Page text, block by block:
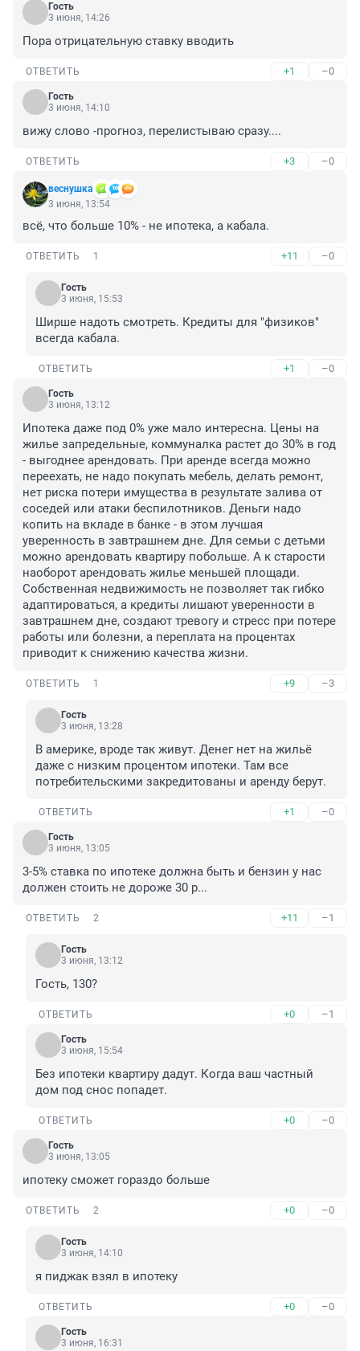
Гость
3 июня, 14:26
Пора отрицательную ставку вводить
ОТВЕТИТЬ +1 –0
Гость
3 июня, 14:10
вижу слово -прогноз, перелистываю сразу....
ОТВЕТИТЬ +3 –0
веснушка
3 июня, 13:54
всё, что больше 10% - не ипотека, а кабала.
ОТВЕТИТЬ 1 +11 –0
Гость
3 июня, 15:53
Ширше надоть смотреть. Кредиты для "физиков"
всегда кабала.
ОТВЕТИТЬ +1 –0
Гость
3 июня, 13:12
Ипотека даже под 0% уже мало интересна. Цены на
жилье запредельные, коммуналка растет до 30% в год
- выгоднее арендовать. При аренде всегда можно
переехать, не надо покупать мебель, делать ремонт,
нет риска потери имущества в результате залива от
соседей или атаки беспилотников. Деньги надо
копить на вкладе в банке - в этом лучшая
уверенность в завтрашнем дне. Для семьи с детьми
можно арендовать квартиру побольше. А к старости
наоборот арендовать жилье меньшей площади.
Собственная недвижимость не позволяет так гибко
адаптироваться, а кредиты лишают уверенности в
завтрашнем дне, создают тревогу и стресс при потере
работы или болезни, а переплата на процентах
приводит к снижению качества жизни.
ОТВЕТИТЬ 1 +9 –3
Гость
3 июня, 13:28
В америке, вроде так живут. Денег нет на жильё
даже с низким процентом ипотеки. Там все
потребительскими закредитованы и аренду берут.
ОТВЕТИТЬ +1 –0
Гость
3 июня, 13:05
3-5% ставка по ипотеке должна быть и бензин у нас
должен стоить не дороже 30 р...
ОТВЕТИТЬ 2 +11 –1
Гость
3 июня, 13:12
Гость, 130?
ОТВЕТИТЬ +0 –1
Гость
3 июня, 15:54
Без ипотеки квартиру дадут. Когда ваш частный
дом под снос попадет.
ОТВЕТИТЬ +0 –0
Гость
3 июня, 13:05
ипотеку сможет гораздо больше
ОТВЕТИТЬ 2 +0 –0
Гость
3 июня, 14:10
я пиджак взял в ипотеку
ОТВЕТИТЬ +0 –0
Гость
3 июня, 16:31